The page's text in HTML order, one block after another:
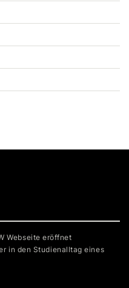
Webseite eröffnet
in den Studienalltag eines